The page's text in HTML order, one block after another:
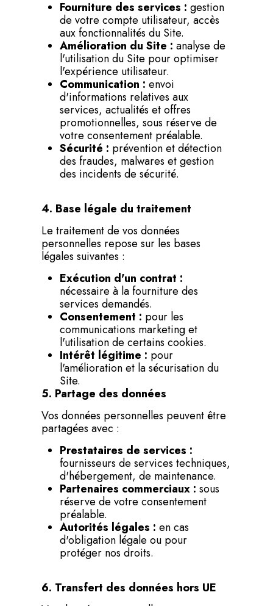
Fourniture des services : gestion
de votre compte utilisateur, accès
aux fonctionnalités du Site.
Amélioration du Site : analyse de
l'utilisation du Site pour optimiser
l'expérience utilisateur.
Communication : envoi
d'informations relatives aux
services, actualités et offres
promotionnelles, sous réserve de
votre consentement préalable.
Sécurité : prévention et détection
des fraudes, malwares et gestion
des incidents de sécurité.
4. Base légale du traitement
Le traitement de vos données
personnelles repose sur les bases
légales suivantes :
Exécution d'un contrat :
nécessaire à la fourniture des
services demandés.
Consentement : pour les
communications marketing et
l'utilisation de certains cookies.
Intérêt légitime : pour
l'amélioration et la sécurisation du
Site.
5. Partage des données
Vos données personnelles peuvent être
partagées avec :
Prestataires de services :
fournisseurs de services techniques,
d'hébergement, de maintenance.
Partenaires commerciaux : sous
réserve de votre consentement
préalable.
Autorités légales : en cas
d'obligation légale ou pour
protéger nos droits.
6. Transfert des données hors UE